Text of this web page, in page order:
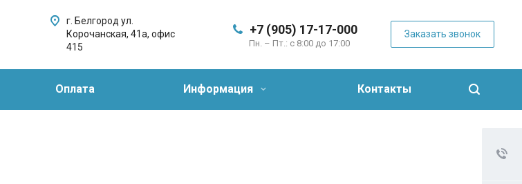
+7 (905) 17-17-000
Пн. – Пт.: с 8:00 до 17:00
Заказать звонок
г. Белгород ул.
Корочанская, 41а, офис
415
Оплата Информация Контакты